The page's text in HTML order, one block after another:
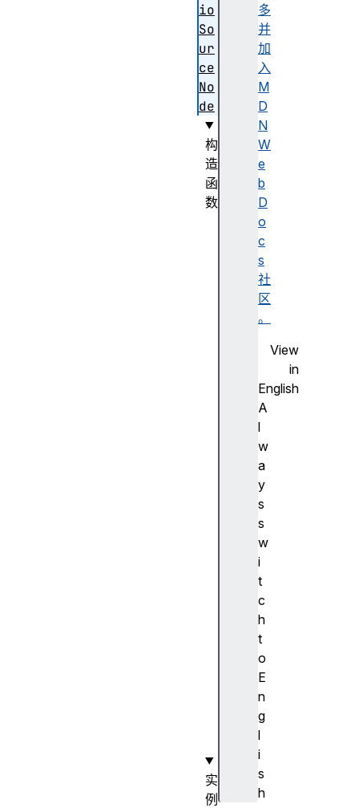
多
并
加
入
M
D
N
W
e
b
D
o
c
s
社
区
。
View
in
English
A
l
w
a
y
s
s
w
i
t
c
h
t
o
E
n
g
l
i
s
h
io
So
ur
ce
No
de
构
造
函
数
实
例